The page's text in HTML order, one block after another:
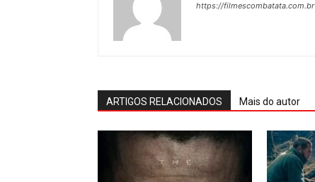
https://filmescombatata.com.br
ARTIGOS RELACIONADOS Mais do autor